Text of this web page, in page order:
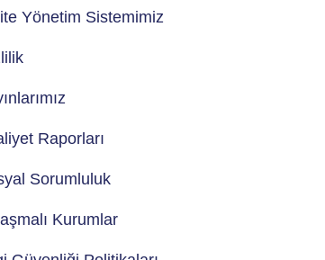
Yönetim Sistemimiz
Raporları
Sorumluluk
Kurumlar